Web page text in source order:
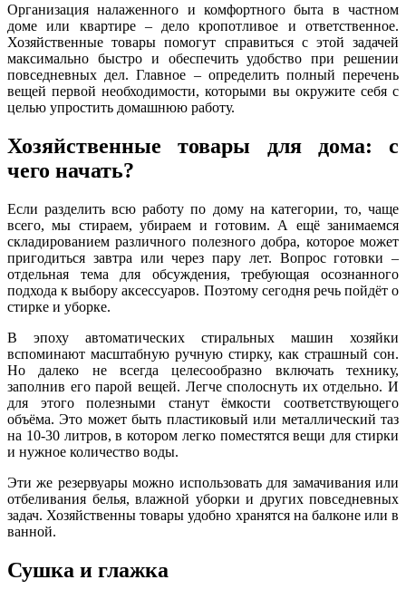
Организация налаженного и комфортного быта в частном
доме или квартире – дело кропотливое и ответственное.
Хозяйственные товары помогут справиться с этой задачей
максимально быстро и обеспечить удобство при решении
повседневных дел. Главное – определить полный перечень
вещей первой необходимости, которыми вы окружите себя с
целью упростить домашнюю работу.
Хозяйственные товары для дома: с
чего начать?
Если разделить всю работу по дому на категории, то, чаще
всего, мы стираем, убираем и готовим. А ещё занимаемся
складированием различного полезного добра, которое может
пригодиться завтра или через пару лет. Вопрос готовки –
отдельная тема для обсуждения, требующая осознанного
подхода к выбору аксессуаров. Поэтому сегодня речь пойдёт о
стирке и уборке.
В эпоху автоматических стиральных машин хозяйки
вспоминают масштабную ручную стирку, как страшный сон.
Но далеко не всегда целесообразно включать технику,
заполнив его парой вещей. Легче сполоснуть их отдельно. И
для этого полезными станут ёмкости соответствующего
объёма. Это может быть пластиковый или металлический таз
на 10-30 литров, в котором легко поместятся вещи для стирки
и нужное количество воды.
Эти же резервуары можно использовать для замачивания или
отбеливания белья, влажной уборки и других повседневных
задач. Хозяйственны товары удобно хранятся на балконе или в
ванной.
Сушка и глажка